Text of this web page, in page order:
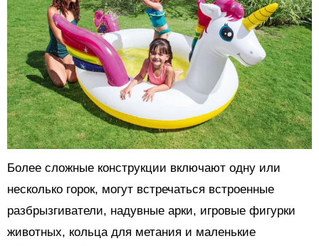
Более сложные конструкции включают одну или
несколько горок, могут встречаться встроенные
разбрызгиватели, надувные арки, игровые фигурки
животных, кольца для метания и маленькие